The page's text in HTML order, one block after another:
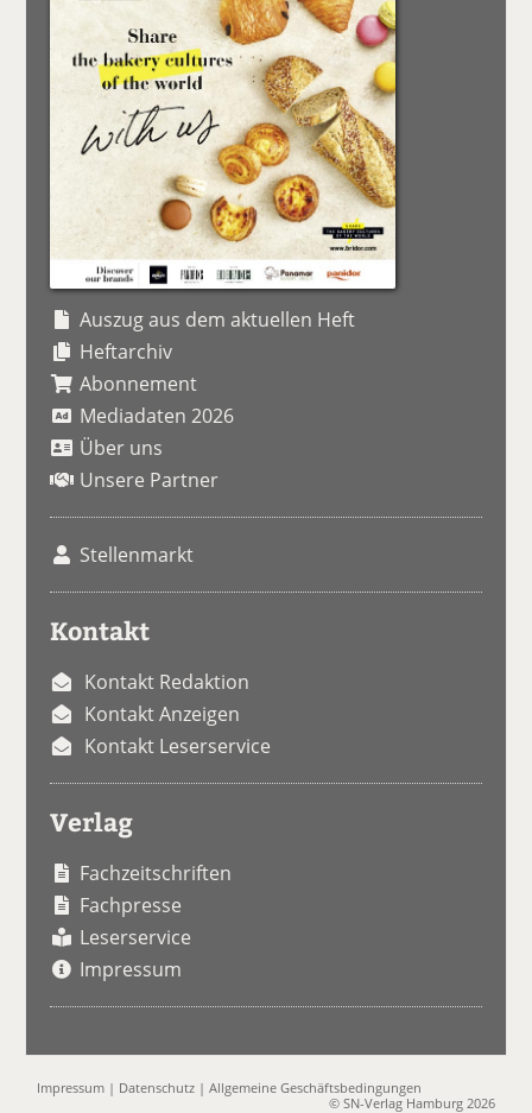
Auszug aus dem aktuellen Heft
Heftarchiv
Abonnement
Mediadaten 2026
Über uns
Unsere Partner
Stellenmarkt
Kontakt
Kontakt Redaktion
Kontakt Anzeigen
Kontakt Leserservice
Verlag
Fachzeitschriften
Fachpresse
Leserservice
Impressum
Impressum | Datenschutz |Allgemeine Geschäftsbedingungen
© SN-Verlag Hamburg 2026